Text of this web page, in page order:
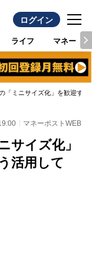
ログイン
ライフ マネー
「ミニサイズ化」を歓迎す
マネーポストWEB
サイズ化」
活用して